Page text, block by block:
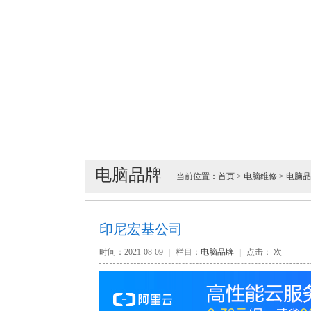
电脑品牌 当前位置： 首页 > 电脑维修 > 电脑
印尼宏基公司
时间：2021-08-09 栏目： 电脑品牌 点击： 次